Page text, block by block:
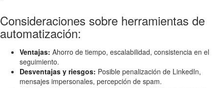
Consideraciones sobre herramientas de
automatización:
Ventajas: Ahorro de tiempo, escalabilidad, consistencia en el
seguimiento.
Desventajas y riesgos: Posible penalización de LinkedIn,
mensajes impersonales, percepción de spam.